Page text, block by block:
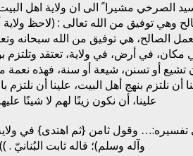
الصرخي مشيرا ً الى ان ولاية اهل البيت
وهي توفيق من الله تعالى : (لاحظ
الصالح، هي توفيق من الله سبحانه
في أرض، في ولاية، تعتقد وتلتزم
أو تسنن، شيعة أو سنة، فهذه نعمة
أن نلتزم بنهج أهل البيت، علينا أن نلتزم
علينا، أن نكون زينًا لهم لا شينًا
وقول ثامن {ثم اهتدى} في ولاية
وآله وسلم)؛ قاله ثابت البُنانيّ . ))